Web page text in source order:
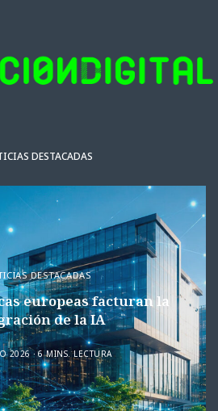
DESTACADAS
DESTACADAS
europeas facturan la
de la IA
2026 6 MINS. LECTURA